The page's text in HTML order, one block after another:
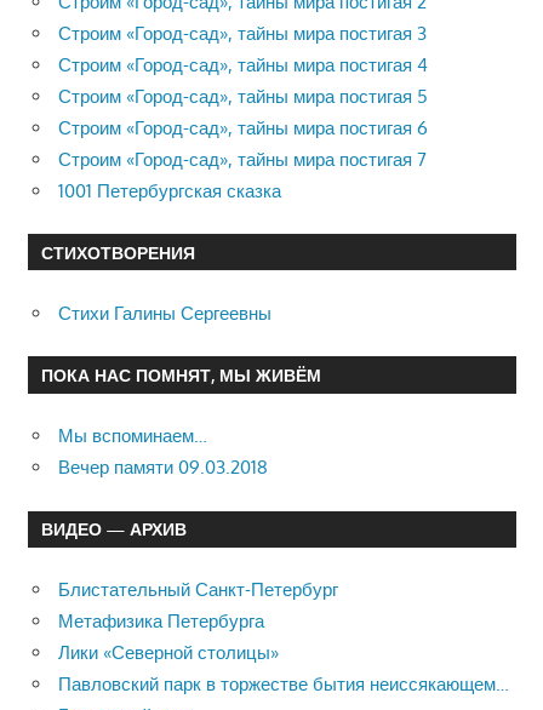
Строим «Город-сад», тайны мира постигая 3
Строим «Город-сад», тайны мира постигая 4
Строим «Город-сад», тайны мира постигая 5
Строим «Город-сад», тайны мира постигая 6
Строим «Город-сад», тайны мира постигая 7
1001 Петербургская сказка
СТИХОТВОРЕНИЯ
Стихи Галины Сергеевны
ПОКА НАС ПОМНЯТ, МЫ ЖИВЁМ
Мы вспоминаем…
Вечер памяти 09.03.2018
ВИДЕО — АРХИВ
Блистательный Санкт-Петербург
Метафизика Петербурга
Лики «Северной столицы»
Павловский парк в торжестве бытия неиссякающем…